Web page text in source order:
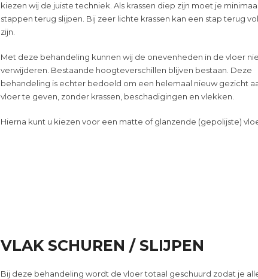
kiezen wij de juiste techniek. Als krassen diep zijn moet je
stappen terug slijpen. Bij zeer lichte krassen kan een stap terug
zijn.
Met deze behandeling kunnen wij de onevenheden in de vloer
verwijderen. Bestaande hoogteverschillen blijven bestaan. Deze
behandeling is echter bedoeld om een helemaal nieuw gezicht
vloer te geven, zonder krassen, beschadigingen en vlekken.
Hierna kunt u kiezen voor een matte of glanzende (gepolijste)
VLAK SCHUREN / SLIJPEN
Bij deze behandeling wordt de vloer totaal geschuurd zodat je